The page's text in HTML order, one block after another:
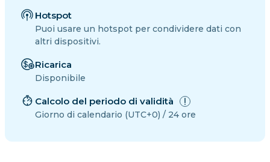
Hotspot
Puoi usare un hotspot per condividere dati con
altri dispositivi.
Ricarica
Disponibile
Calcolo del periodo di validità
Giorno di calendario (UTC+0) / 24 ore